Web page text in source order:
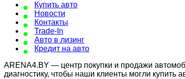
Купить авто
Новости
Контакты
Trade-In
Авто в лизинг
Кредит на авто
ARENA4.BY — центр покупки и продажи
диагностику, чтобы наши клиенты могли купить